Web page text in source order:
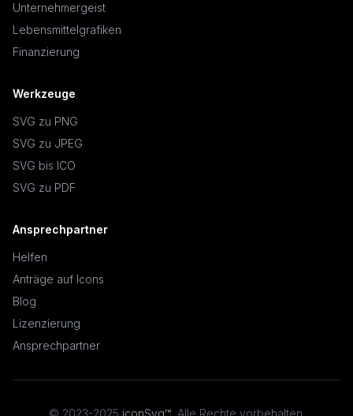
Unternehmergeist
Lebensmittelgrafiken
Finanzierung
Werkzeuge
SVG zu PNG
SVG zu JPEG
SVG bis ICO
SVG zu PDF
Ansprechpartner
Helfen
Anträge auf Icons
Blog
Lizenzierung
Ansprechpartner
© 2023-2025 iconSvg™, Alle Rechte vorbehalten